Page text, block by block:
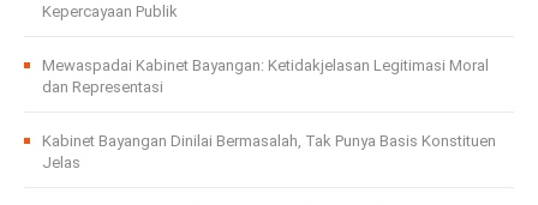
Kepercayaan Publik
Mewaspadai Kabinet Bayangan: Ketidakjelasan Legitimasi Moral
dan Representasi
Kabinet Bayangan Dinilai Bermasalah, Tak Punya Basis Konstituen
Jelas